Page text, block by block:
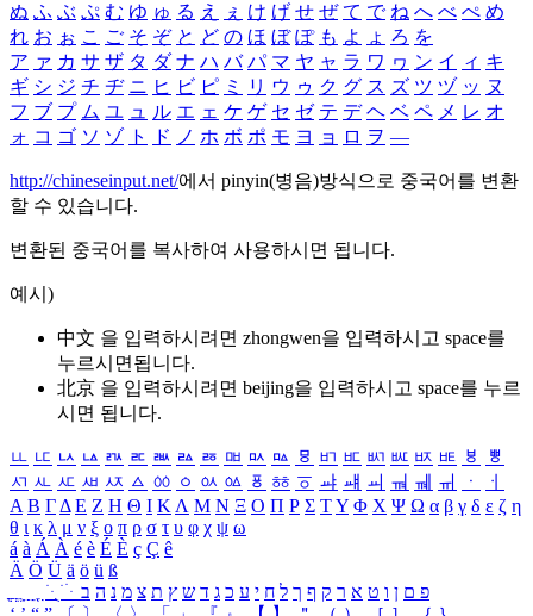
ぬ ふ ぶ ぷ む ゆ ゅ る え ぇ け げ せ ぜ て で ね へ べ ぺ め
れ お ぉ こ ご そ ぞ と ど の ほ ぼ ぽ も よ ょ ろ を
ア ァ カ サ ザ タ ダ ナ ハ バ パ マ ヤ ャ ラ ワ ヮ ン イ ィ キ
ギ シ ジ チ ヂ ニ ヒ ビ ピ ミ リ ウ ゥ ク グ ス ズ ツ ヅ ッ ヌ
フ ブ プ ム ユ ュ ル エ ェ ケ ゲ セ ゼ テ デ ヘ ベ ペ メ レ オ
ォ コ ゴ ソ ゾ ト ド ノ ホ ボ ポ モ ヨ ョ ロ ヲ ―
http://chineseinput.net/에서 pinyin(병음)방식으로 중국어를 변환
할 수 있습니다.
변환된 중국어를 복사하여 사용하시면 됩니다.
예시)
中文 을 입력하시려면 zhongwen을 입력하시고 space를
누르시면됩니다.
北京 을 입력하시려면 beijing을 입력하시고 space를 누르
시면 됩니다.
ㅥ ㅦ ㅧ ㅨ ㅩ ㅪ ㅫ ㅬ ㅭ ㅮ ㅯ ㅰ ㅱ ㅲ ㅳ ㅴ ㅵ ㅶ ㅷ ㅸ
ㅹ
ㅺ ㅻ ㅼ ㅽ ㅾ ㅿ ㆀ ㆁ ㆂ ㆃ ㆄ ㆅ ㆆ ㆇ ㆈ ㆉ ㆊ ㆋ ㆌ ㆍ
ㆎ
Α Β ΓΔ Ε Ζ Η Θ Ι ΚΛ Μ Ν Ξ Ο Π Ρ Σ ΤΥ Φ Χ Ψ Ω α β γ δ ε ζ η
θ ι κ λ μ ν ξ ο π ρ σ τ υ φ χ ψ ω
á à Á À é è É È ç Ç ê
Ä Ö Ü ä ö ü ß
ִֶֹ ֻּ ׁׂ פ ם ן ו ט א ר ק ף ך ל ח י ע כ ג ד ש ץ ת צ מ נ ה ב